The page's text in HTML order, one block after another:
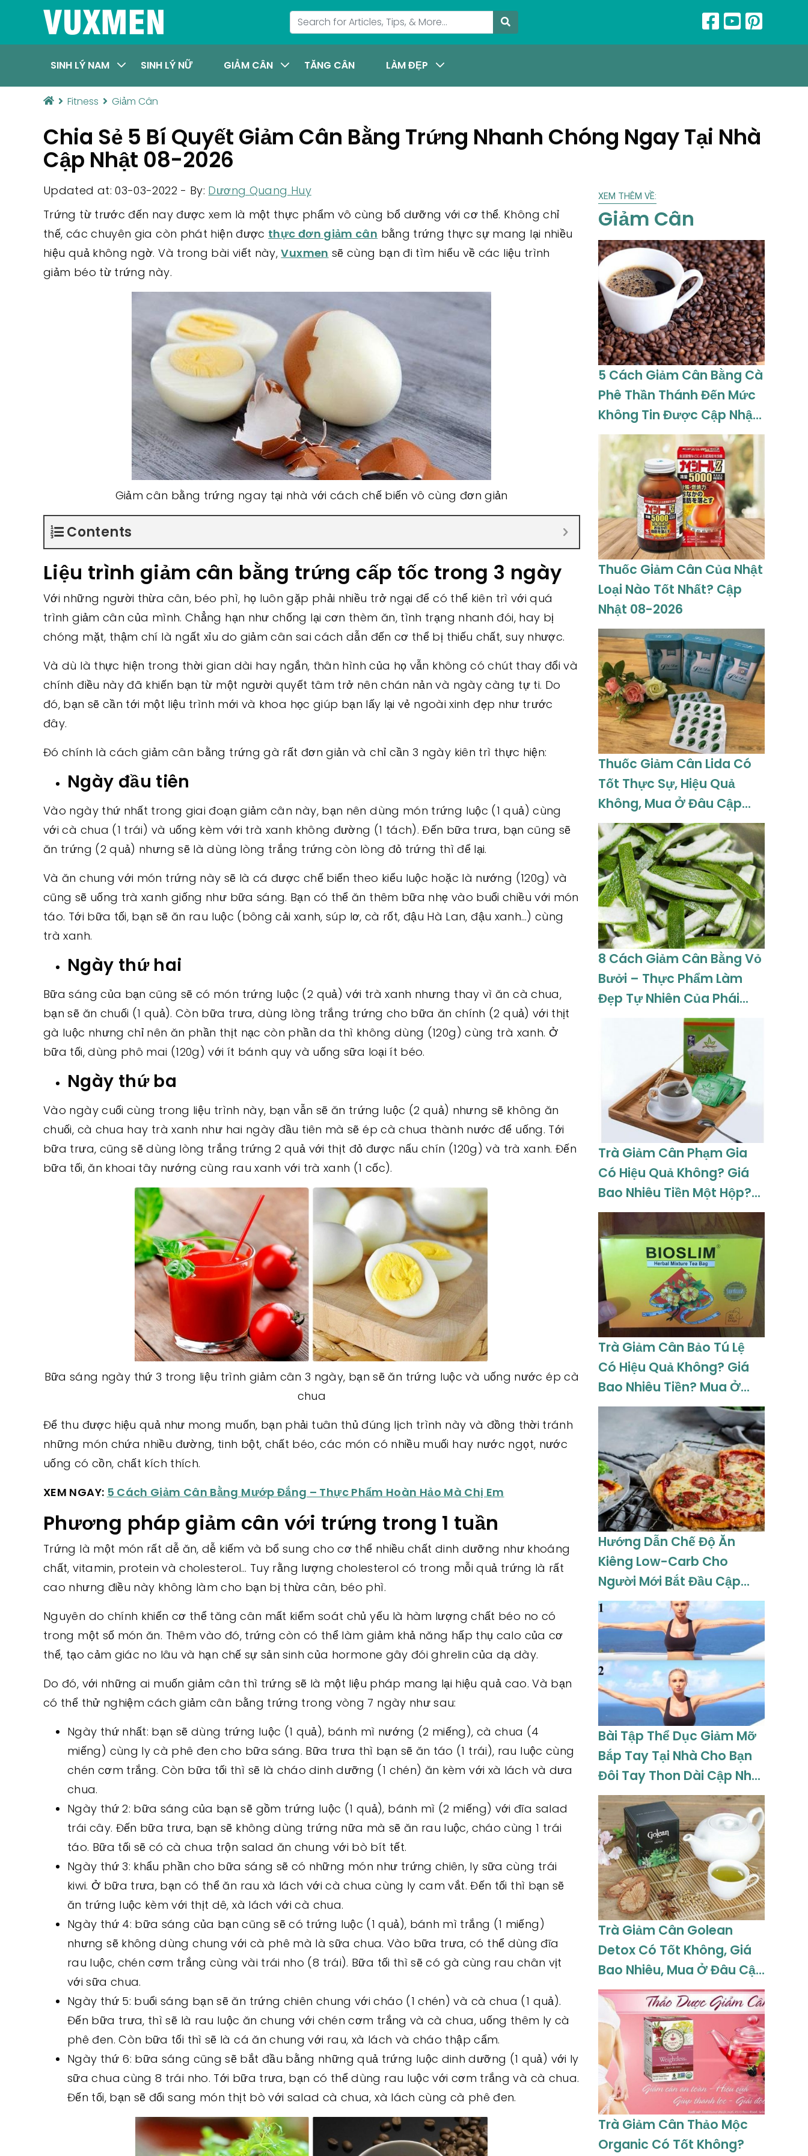
SINH LÝ NAM SINH LÝ NỮ GIẢM CÂN TĂNG CÂN LÀM ĐẸP
Fitness Giảm Cân
Chia Sẻ 5 Bí Quyết Giảm Cân Bằng Trứng Nhanh Chóng Ngay Tại Nhà
Cập Nhật 08-2026
Updated at: 03-03-2022 - By: Dương Quang Huy
Trứng từ trước đến nay được xem là một thực phẩm vô cùng bổ dưỡng với cơ thể. Không chỉ
thế, các chuyên gia còn phát hiện được thực đơn giảm cân bằng trứng thực sự mang lại nhiều
hiệu quả không ngờ. Và trong bài viết này,Vuxmen sẽ cùng bạn đi tìm hiểu về các liệu trình
giảm béo từ trứng này.
Giảm cân bằng trứng ngay tại nhà với cách chế biến vô cùng đơn giản
Contents
Liệu trình giảm cân bằng trứng cấp tốc trong 3 ngày
Với những người thừa cân, béo phì, họ luôn gặp phải nhiều trở ngại để có thể kiên trì với quá
trình giảm cân của mình. Chẳng hạn như chống lại cơn thèm ăn, tình trạng nhanh đói, hay bị
chóng mặt, thậm chí là ngất xỉu do giảm cân sai cách dẫn đến cơ thể bị thiếu chất, suy nhược.
Và dù là thực hiện trong thời gian dài hay ngắn, thân hình của họ vẫn không có chút thay đổi và
chính điều này đã khiến bạn từ một người quyết tâm trở nên chán nản và ngày càng tự ti. Do
đó, bạn sẽ cần tới một liệu trình mới và khoa học giúp bạn lấy lại vẻ ngoài xinh đẹp như trước
đây.
Đó chính là cách giảm cân bằng trứng gà rất đơn giản và chỉ cần 3 ngày kiên trì thực hiện:
Ngày đầu tiên
Vào ngày thứ nhất trong giai đoạn giảm cân này, bạn nên dùng món trứng luộc (1 quả) cùng
với cà chua (1 trái) và uống kèm với trà xanh không đường (1 tách). Đến bữa trưa, bạn cũng sẽ
ăn trứng (2 quả) nhưng sẽ là dùng lòng trắng trứng còn lòng đỏ trứng thì để lại.
Và ăn chung với món trứng này sẽ là cá được chế biến theo kiểu luộc hoặc là nướng (120g) và
cũng sẽ uống trà xanh giống như bữa sáng. Bạn có thể ăn thêm bữa nhẹ vào buổi chiều với món
táo. Tới bữa tối, bạn sẽ ăn rau luộc (bông cải xanh, súp lơ, cà rốt, đậu Hà Lan, đậu xanh…) cùng
trà xanh.
Ngày thứ hai
Bữa sáng của bạn cũng sẽ có món trứng luộc (2 quả) với trà xanh nhưng thay vì ăn cà chua,
bạn sẽ ăn chuối (1 quả). Còn bữa trưa, dùng lòng trắng trứng cho bữa ăn chính (2 quả) với thịt
gà luộc nhưng chỉ nên ăn phần thịt nạc còn phần da thì không dùng (120g) cùng trà xanh. Ở
bữa tối, dùng phô mai (120g) với ít bánh quy và uống sữa loại ít béo.
Ngày thứ ba
Vào ngày cuối cùng trong liệu trình này, bạn vẫn sẽ ăn trứng luộc (2 quả) nhưng sẽ không ăn
chuối, cà chua hay trà xanh như hai ngày đầu tiên mà sẽ ép cà chua thành nước để uống. Tới
bữa trưa, cũng sẽ dùng lòng trắng trứng 2 quả với thịt đỏ được nấu chín (120g) và trà xanh. Đến
bữa tối, ăn khoai tây nướng cùng rau xanh với trà xanh (1 cốc).
Bữa sáng ngày thứ 3 trong liệu trình giảm cân 3 ngày, bạn sẽ ăn trứng luộc và uống nước ép cà
chua
Để thu được hiệu quả như mong muốn, bạn phải tuân thủ đúng lịch trình này và đồng thời tránh
những món chứa nhiều đường, tinh bột, chất béo, các món có nhiều muối hay nước ngọt, nước
uống có cồn, chất kích thích.
XEM NGAY: 5 Cách Giảm Cân Bằng Mướp Đắng – Thực Phẩm Hoàn Hảo Mà Chị Em
Phương pháp giảm cân với trứng trong 1 tuần
Trứng là một món rất dễ ăn, dễ kiếm và bổ sung cho cơ thể nhiều chất dinh dưỡng như khoáng
chất, vitamin, protein và cholesterol… Tuy rằng lượng cholesterol có trong mỗi quả trứng là rất
cao nhưng điều này không làm cho bạn bị thừa cân, béo phì.
Nguyên do chính khiến cơ thể tăng cân mất kiểm soát chủ yếu là hàm lượng chất béo no có
trong một số món ăn. Thêm vào đó, trứng còn có thể làm giảm khả năng hấp thụ calo của cơ
thể, tạo cảm giác no lâu và hạn chế sự sản sinh của hormone gây đói ghrelin của dạ dày.
Do đó, với những ai muốn giảm cân thì trứng sẽ là một liệu pháp mang lại hiệu quả cao. Và bạn
có thể thử nghiệm cách giảm cân bằng trứng trong vòng 7 ngày như sau:
Ngày thứ nhất: bạn sẽ dùng trứng luộc (1 quả), bánh mì nướng (2 miếng), cà chua (4
miếng) cùng ly cà phê đen cho bữa sáng. Bữa trưa thì bạn sẽ ăn táo (1 trái), rau luộc cùng
chén cơm trắng. Còn bữa tối thì sẽ là cháo dinh dưỡng (1 chén) ăn kèm với xà lách và dưa
chua.
Ngày thứ 2: bữa sáng của bạn sẽ gồm trứng luộc (1 quả), bánh mì (2 miếng) với đĩa salad
trái cây. Đến bữa trưa, bạn sẽ không dùng trứng nữa mà sẽ ăn rau luộc, cháo cùng 1 trái
táo. Bữa tối sẽ có cà chua trộn salad ăn chung với bò bít tết.
Ngày thứ 3: khẩu phần cho bữa sáng sẽ có những món như trứng chiên, ly sữa cùng trái
kiwi. Ở bữa trưa, bạn có thể ăn rau xà lách với cà chua cùng ly cam vắt. Đến tối thì bạn sẽ
ăn trứng luộc kèm với thịt dê, xà lách với cà chua.
Ngày thứ 4: bữa sáng của bạn cũng sẽ có trứng luộc (1 quả), bánh mì trắng (1 miếng)
nhưng sẽ không dùng chung với cà phê mà là sữa chua. Vào bữa trưa, có thể dùng đĩa
rau luộc, chén cơm trắng cùng vài trái nho (8 trái). Bữa tối thì sẽ có gà cùng rau chân vịt
với sữa chua.
Ngày thứ 5: buổi sáng bạn sẽ ăn trứng chiên chung với cháo (1 chén) và cà chua (1 quả).
Đến bữa trưa, thì sẽ là rau luộc ăn chung với chén cơm trắng và cà chua, uống thêm ly cà
phê đen. Còn bữa tối thì sẽ là cá ăn chung với rau, xà lách và cháo thập cẩm.
Ngày thứ 6: bữa sáng cũng sẽ bắt đầu bằng những quả trứng luộc dinh dưỡng (1 quả) với ly
sữa chua cùng 8 trái nho. Tới bữa trưa, bạn có thể dùng rau luộc với cơm trắng và cà chua.
Đến tối, bạn sẽ đổi sang món thịt bò với salad cà chua, xà lách cùng cà phê đen.
XEM THÊM VỀ:
Giảm Cân
5 Cách Giảm Cân Bằng Cà
Phê Thần Thánh Đến Mức
Không Tin Được Cập Nhật
08-2026
Thuốc Giảm Cân Của Nhật
Loại Nào Tốt Nhất? Cập
Nhật 08-2026
Thuốc Giảm Cân Lida Có
Tốt Thực Sự, Hiệu Quả
Không, Mua Ở Đâu Cập
Nhật 08-2026
8 Cách Giảm Cân Bằng Vỏ
Bưởi – Thực Phẩm Làm
Đẹp Tự Nhiên Của Phái
Đẹp Cập Nhật 08-2026
Trà Giảm Cân Phạm Gia
Có Hiệu Quả Không? Giá
Bao Nhiêu Tiền Một Hộp?
Cập Nhật 08-2026
Trà Giảm Cân Bảo Tú Lệ
Có Hiệu Quả Không? Giá
Bao Nhiêu Tiền? Mua Ở
Đâu Cập Nhật 08-2026
Hướng Dẫn Chế Độ Ăn
Kiêng Low-Carb Cho
Người Mới Bắt Đầu Cập
Nhật 08-2026
Bài Tập Thể Dục Giảm Mỡ
Bắp Tay Tại Nhà Cho Bạn
Đôi Tay Thon Dài Cập Nhật
08-2026
Trà Giảm Cân Golean
Detox Có Tốt Không, Giá
Bao Nhiêu, Mua Ở Đâu Cập
Nhật 08-2026
Trà Giảm Cân Thảo Mộc
Organic Có Tốt Không?